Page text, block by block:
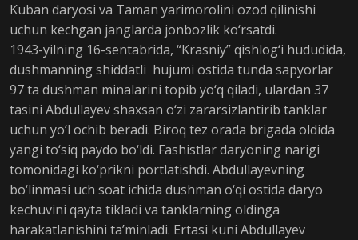
Kuban daryosi va Taman yarimorolini ozod qilinishi
uchun kechgan janglarda jonbozlik ko‘rsatdi.
1943-yilning 16-sentabrida, “Krasniy” qishlog‘i hududida,
dushmanning shiddatli hujumi ostida tunda sapyorlar
97 ta dushman minalarini topib yo‘q qiladi, ulardan 37
tasini Abdullayev shaxsan o‘zi zararsizlantirib tanklar
uchun yo‘l ochib beradi. Biroq tez orada brigada oldida
yangi to‘siq paydo bo‘ldi. Fashistlar daryoning narigi
tomonidagi ko‘prikni portlatishdi. Abdullayevning
bo‘linmasi uch soat ichida dushman o‘qi ostida daryo
kechuvini qayta tikladi va tanklarning oldinga
harakatlanishini ta’minladi. Ertasi kuni Abdullayev